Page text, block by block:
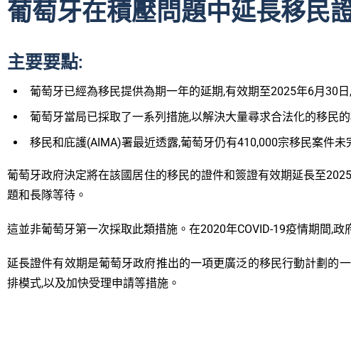
葡萄牙在積壓問題中延長移民
主要要點:
葡萄牙已經為移民提供為期一年的延期,有效期至2025年6月30
葡萄牙當局已採取了一系列措施,以解決大量尋求合法化的移民的
移民和庇護(AIMA)署最近透露,葡萄牙仍有410,000宗移民案件未
葡萄牙政府決定將在該國居住的移民的證件和簽證有效期延長至
題和長隊等待。
這並非葡萄牙第一次採取此類措施。在2020年COVID-19疫情期間,
延長證件有效期是葡萄牙政府推出的一項更廣泛的移民行動計劃的
排模式,以及加快受理申請等措施。